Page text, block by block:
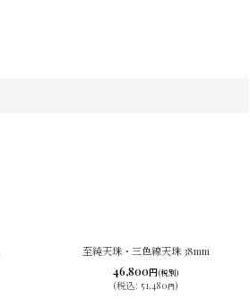
至純天珠・三色線天珠 38mm
46,800円(税別)
(税込: 51,480円)